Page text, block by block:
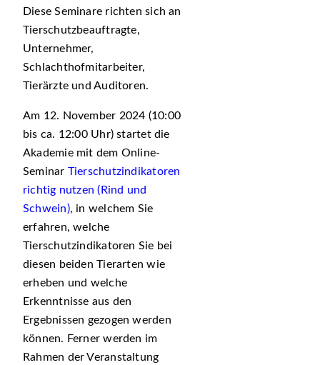
Diese Seminare richten sich an
Tierschutzbeauftragte,
Unternehmer,
Schlachthofmitarbeiter,
Tierärzte und Auditoren.
Am 12. November 2024 (10:00
bis ca. 12:00 Uhr) startet die
Akademie mit dem Online-
Seminar Tierschutzindikatoren
richtig nutzen (Rind und
Schwein), in welchem Sie
erfahren, welche
Tierschutzindikatoren Sie bei
diesen beiden Tierarten wie
erheben und welche
Erkenntnisse aus den
Ergebnissen gezogen werden
können. Ferner werden im
Rahmen der Veranstaltung